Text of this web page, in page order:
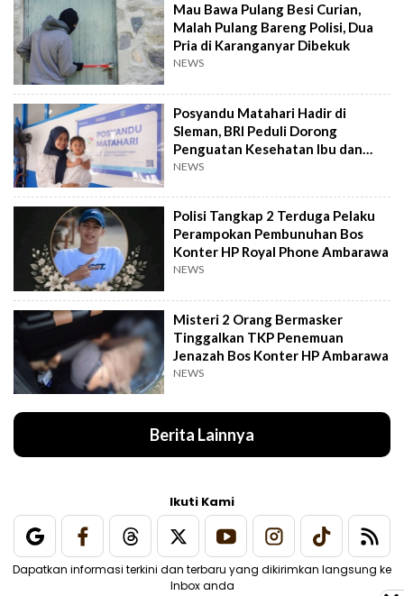
Mau Bawa Pulang Besi Curian,
Malah Pulang Bareng Polisi, Dua
Pria di Karanganyar Dibekuk
NEWS
Posyandu Matahari Hadir di
Sleman, BRI Peduli Dorong
Penguatan Kesehatan Ibu dan
Anak
NEWS
Polisi Tangkap 2 Terduga Pelaku
Perampokan Pembunuhan Bos
Konter HP Royal Phone Ambarawa
NEWS
Misteri 2 Orang Bermasker
Tinggalkan TKP Penemuan
Jenazah Bos Konter HP Ambarawa
NEWS
Berita Lainnya
Ikuti Kami
Dapatkan informasi terkini dan terbaru yang dikirimkan langsung ke
Inbox anda